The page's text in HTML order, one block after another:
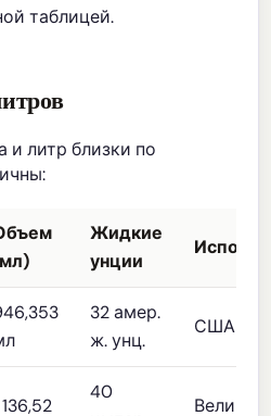
таблицей.
и литр близки по
Жидкие
унции
32 амер.
ж. унц.
США
136,52
40